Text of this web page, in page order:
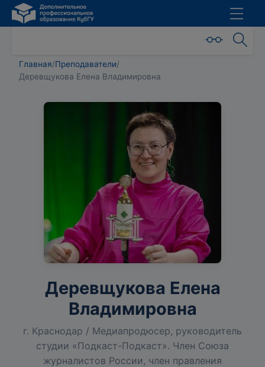
Главная/Преподаватели/
Деревщукова Елена Владимировна
Деревщукова Елена
Владимировна
г. Краснодар / Медиапродюсер, руководитель
студии «Подкаст-Подкаст». Член Союза
журналистов России, член правления